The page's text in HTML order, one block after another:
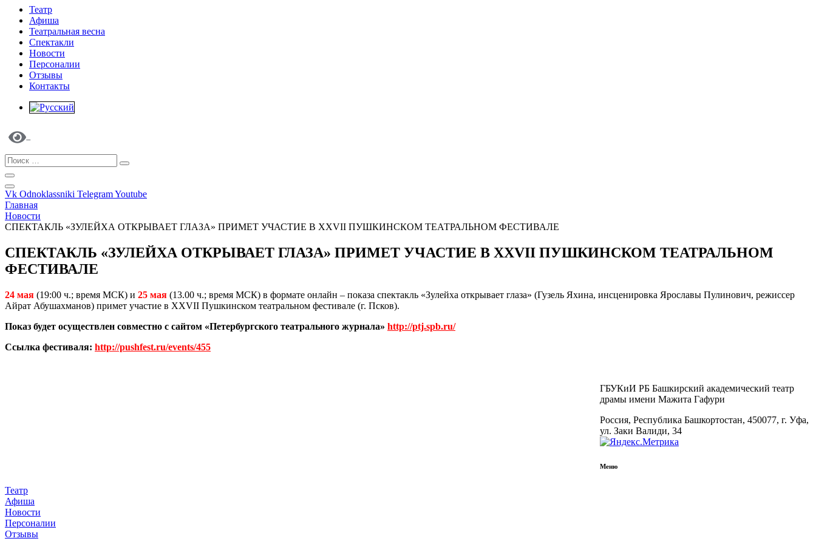
Театр
Афиша
Театральная весна
Спектакли
Новости
Персоналии
Отзывы
Контакты
Vk Odnoklassniki TelegramYoutube
Главная
Новости
СПЕКТАКЛЬ «ЗУЛЕЙХА ОТКРЫВАЕТ ГЛАЗА» ПРИМЕТ УЧАСТИЕ В ХХVII ПУШКИНСКОМ ТЕАТРАЛЬНОМ ФЕСТИВАЛЕ
СПЕКТАКЛЬ «ЗУЛЕЙХА ОТКРЫВАЕТ ГЛАЗА» ПРИМЕТ УЧАСТИЕ В ХХVII ПУШКИНСКОМ ТЕАТРАЛЬНОМ
ФЕСТИВАЛЕ
24 мая (19:00 ч.; время МСК) и 25 мая (13.00 ч.; время МСК) в формате онлайн – показа спектакль «Зулейха открывает глаза» (Гузель Яхина, инсценировка Ярославы Пулинович, режиссер
Айрат Абушахманов) примет участие в ХХVII Пушкинском театральном фестивале (г. Псков).
Показ будет осуществлен совместно с сайтом «Петербургского театрального журнала» http://ptj.spb.ru/
Ссылка фестиваля: http://pushfest.ru/events/455
ГБУКиИ РБ Башкирский академический театр
драмы имени Мажита Гафури
Россия, Республика Башкортостан, 450077, г. Уфа,
ул. Заки Валиди, 34
Меню
Театр
Афиша
Новости
Персоналии
Отзывы